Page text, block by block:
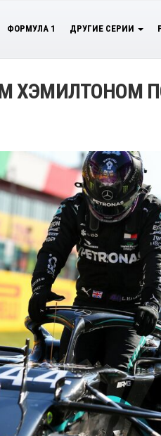
ФОРМУЛА 1 ДРУГИЕ СЕРИИ
ХЭМИЛТОНОМ